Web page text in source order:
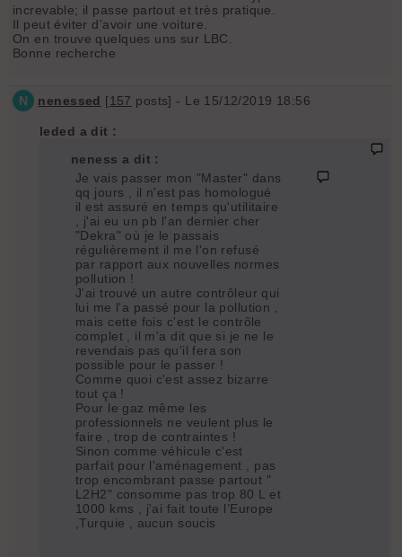
increvable; il passe partout et très pratique.
Il peut éviter d'avoir une voiture.
On en trouve quelques uns sur LBC.
Bonne recherche
N nenessed [157 posts] - Le 15/12/2019 18:56
leded a dit :
neness a dit :
Je vais passer mon "Master" dans
qq jours , il n'est pas homologué
il est assuré en temps qu'utilitaire
, j'ai eu un pb l'an dernier cher
"Dekra" où je le passais
régulièrement il me l'on refusé
par rapport aux nouvelles normes
pollution !
J'ai trouvé un autre contrôleur qui
lui me l'a passé pour la pollution ,
mais cette fois c'est le contrôle
complet , il m'a dit que si je ne le
revendais pas qu'il fera son
possible pour le passer !
Comme quoi c'est assez bizarre
tout ça !
Pour le gaz même les
professionnels ne veulent plus le
faire , trop de contraintes !
Sinon comme véhicule c'est
parfait pour l'aménagement , pas
trop encombrant passe partout "
L2H2" consomme pas trop 80 L et
1000 kms , j'ai fait toute l’Europe
,Turquie , aucun soucis